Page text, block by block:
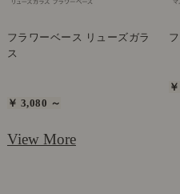
フラワーベース リューズガラ
ス
￥ 3,080 ～
View More